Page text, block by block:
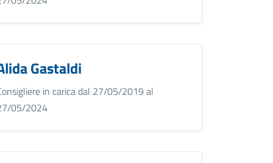
Gastaldi
in carica dal 27/05/2019 al
05/2024